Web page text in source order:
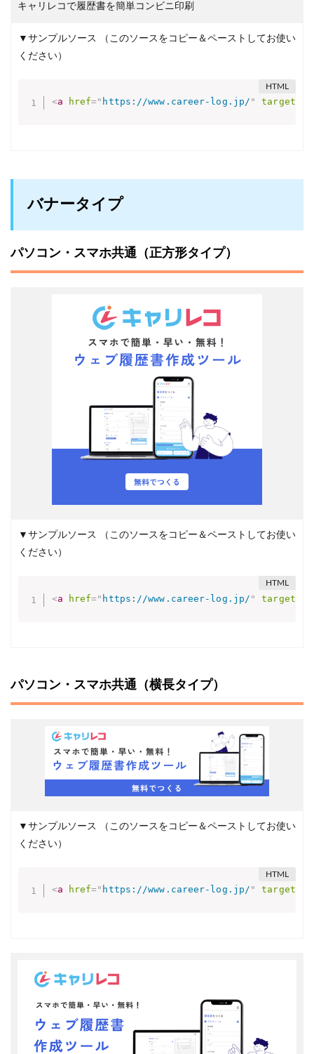
キャリレコで履歴書を簡単コンビニ印刷
▼サンプルソース
（このソースをコピー＆ペーストしてお使い
ください）
<a href=" https://www.career-log.jp/ " target
バナータイプ
パソコン・スマホ共通（正方形タイプ）
▼サンプルソース
（このソースをコピー＆ペーストしてお使い
ください）
<a href=" https://www.career-log.jp/ " target
パソコン・スマホ共通（横長タイプ）
▼サンプルソース
（このソースをコピー＆ペーストしてお使い
ください）
<a href=" https://www.career-log.jp/ " target